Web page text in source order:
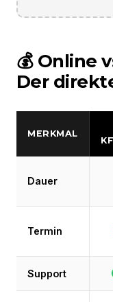
💰 Online
Der
MERKMAL
Dauer
Termin
Support